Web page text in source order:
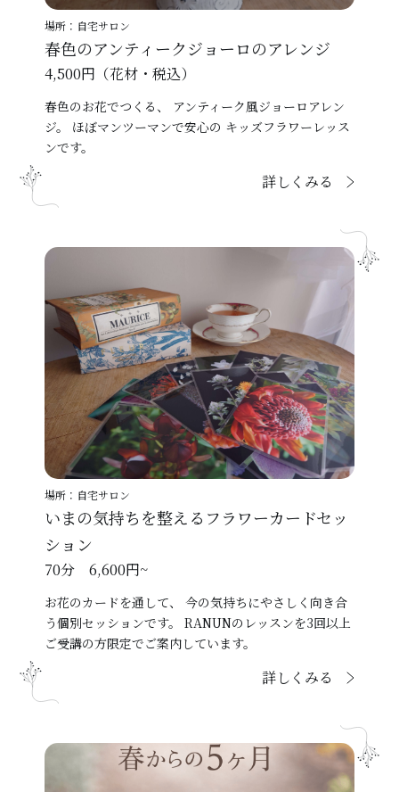
春色のアンティークジョーロのアレンジ
4,500円（花材・税込）
春色のお花でつくる、 アンティーク風ジョーロアレン
ジ。 ほぼマンツーマンで安心の キッズフラワーレッス
ンです。
詳しくみる
場所：自宅サロン
いまの気持ちを整えるフラワーカードセッ
ション
70分 6,600円~
お花のカードを通して、 今の気持ちにやさしく向き合
う個別セッションです。 RANUNのレッスンを3回以上
ご受講の方限定でご案内しています。
詳しくみる
場所：自宅サロン